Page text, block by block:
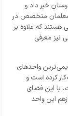
خبر داد و
معلمان متخصص در
هستند که علاوه بر
نیز معرفی
واحدهای
کرده است و
با این فضای
این واحد